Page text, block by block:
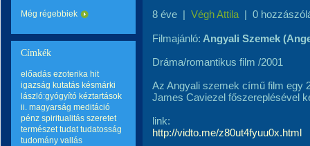
Még régebbiek
Címkék
előadás ezoterika hit
igazság kutatás késmárki
lászló:gyógyító kéztartások
ii. magyarság meditáció
pénz spiritualitás szeretet
természet tudat tudatosság
tudomány vallás
8 éve | Végh Attila | 0
Filmajánló: Angyali Szemek
Dráma/romantikus film /2001
Az Angyali szemek című film egy
James Caviezel főszereplésével
link:
http://vidto.me/z80ut4fyuu0x.html